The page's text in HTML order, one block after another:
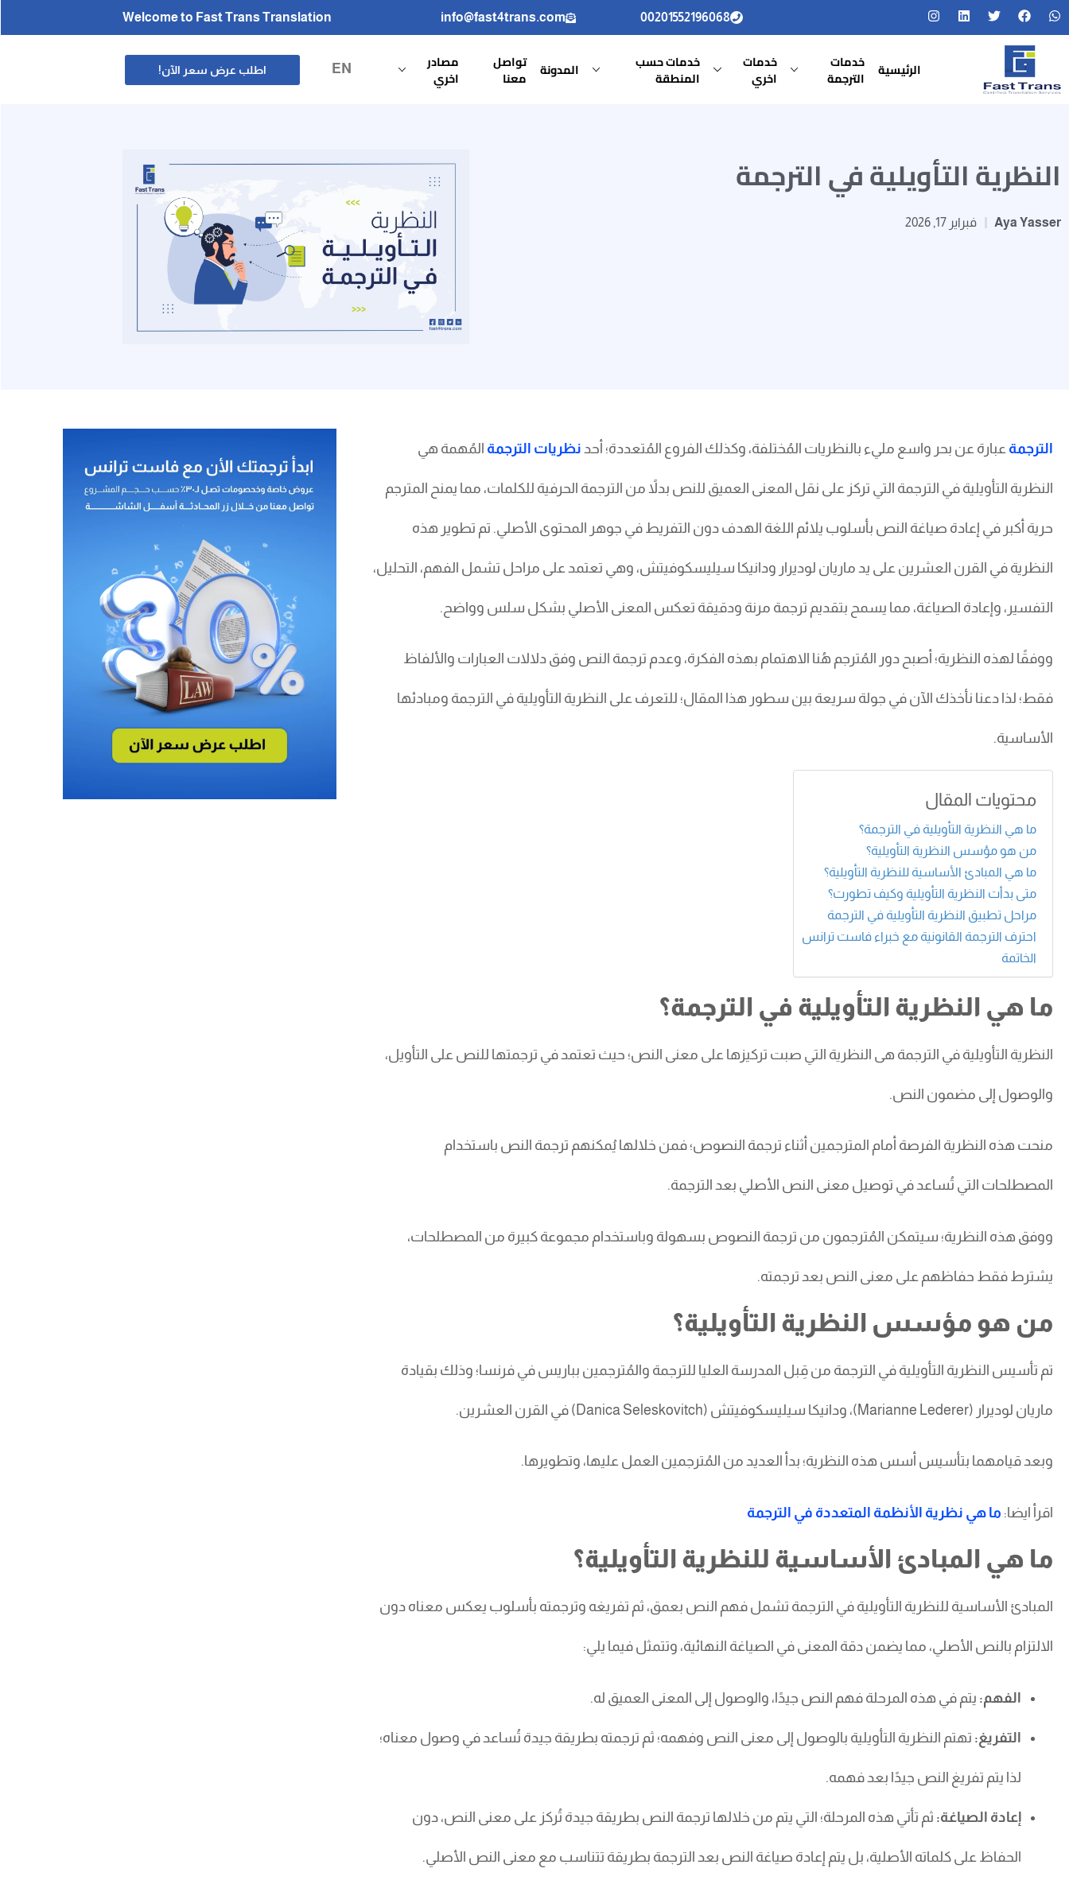
00201552196068
info@fast4trans.com
Welcome to Fast Trans Translation
الرئيسية خدمات
الترجمة
خدمات
اخري
خدمات حسب
المنطقة المدونة تواصل
معنا
مصادر
اخري EN اطلب عرض سعر الآن!
النظرية التأويلية في الترجمة
Aya Yasser فبراير 17, 2026
الترجمة عبارة عن بحر واسع مليء بالنظريات المُختلفة، وكذلك الفروع المُتعددة؛ أحد نظريات الترجمة المُهمة هي
النظرية التأويلية في الترجمة التي تركز على نقل المعنى العميق للنص بدلاً من الترجمة الحرفية للكلمات، مما يمنح المترجم
حرية أكبر في إعادة صياغة النص بأسلوب يلائم اللغة الهدف دون التفريط في جوهر المحتوى الأصلي. تم تطوير هذه
النظرية في القرن العشرين على يد ماريان لوديرار ودانيكا سيليسكوفيتش، وهي تعتمد على مراحل تشمل الفهم، التحليل،
التفسير، وإعادة الصياغة، مما يسمح بتقديم ترجمة مرنة ودقيقة تعكس المعنى الأصلي بشكل سلس وواضح.
ووفقًا لهذه النظرية؛ أصبح دور المُترجم هُنا الاهتمام بهذه الفكرة، وعدم ترجمة النص وفق دلالات العبارات والألفاظ
فقط؛ لذا دعنا نأخذك الآن في جولة سريعة بين سطور هذا المقال؛ للتعرف على النظرية التأويلية في الترجمة ومبادئها
الأساسية.
محتويات المقال
ما هي النظرية التأويلية في الترجمة؟
من هو مؤسس النظرية التأويلية؟
ما هي المبادئ الأساسية للنظرية التأويلية؟
متى بدأت النظرية التأويلية وكيف تطورت؟
مراحل تطبيق النظرية التأويلية في الترجمة
احترف الترجمة القانونية مع خبراء فاست ترانس
الخاتمة
ما هي النظرية التأويلية في الترجمة؟
النظرية التأويلية في الترجمة هى النظرية التي صبت تركيزها على معنى النص؛ حيث تعتمد في ترجمتها للنص على التأويل،
والوصول إلى مضمون النص.
منحت هذه النظرية الفرصة أمام المترجمين أثناء ترجمة النصوص؛ فمن خلالها يُمكنهم ترجمة النص باستخدام
المصطلحات التي تُساعد في توصيل معنى النص الأصلي بعد الترجمة.
ووفق هذه النظرية؛ سيتمكن المُترجمون من ترجمة النصوص بسهولة وباستخدام مجموعة كبيرة من المصطلحات،
يشترط فقط حفاظهم على معنى النص بعد ترجمته.
من هو مؤسس النظرية التأويلية؟
تم تأسيس النظرية التأويلية في الترجمة من قِبل المدرسة العليا للترجمة والمُترجمين بباريس في فرنسا؛ وذلك بقيادة
ماريان لوديرار (Marianne Lederer)، ودانيكا سيليسكوفيتش (Danica Seleskovitch) في القرن العشرين.
وبعد قيامهما بتأسيس أسس هذه النظرية؛ بدأ العديد من المُترجمين العمل عليها، وتطويرها.
اقرأ ايضا: ما هي نظرية الأنظمة المتعددة في الترجمة
ما هي المبادئ الأساسية للنظرية التأويلية؟
المبادئ الأساسية للنظرية التأويلية في الترجمة تشمل فهم النص بعمق، ثم تفريغه وترجمته بأسلوب يعكس معناه دون
الالتزام بالنص الأصلي، مما يضمن دقة المعنى في الصياغة النهائية، وتتمثل فيما يلي:
الفهم: يتم في هذه المرحلة فهم النص جيدًا، والوصول إلى المعنى العميق له.
التفريغ: تهتم النظرية التأويلية بالوصول إلى معنى النص وفهمه؛ ثم ترجمته بطريقة جيدة تُساعد في وصول معناه؛
لذا يتم تفريغ النص جيدًا بعد فهمه.
إعادة الصياغة: ثم تأتي هذه المرحلة؛ التي يتم من خلالها ترجمة النص بطريقة جيدة تُركز على معنى النص، دون
الحفاظ على كلماته الأصلية، بل يتم إعادة صياغة النص بعد الترجمة بطريقة تتناسب مع معنى النص الأصلي.